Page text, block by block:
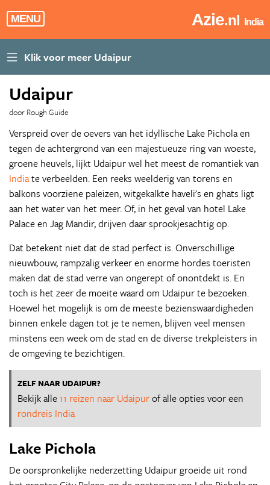
MENU Azie.nl India
Udaipur
door Rough Guide
Verspreid over de oevers van het idyllische Lake Pichola en
tegen de achtergrond van een majestueuze ring van woeste,
groene heuvels, lijkt Udaipur wel het meest de romantiek van
Indiate verbeelden. Een reeks weelderig van torens en
balkons voorziene paleizen, witgekalkte haveli's en ghats ligt
aan het water van het meer. Of, in het geval van hotel Lake
Palace en Jag Mandir, drijven daar sprookjesachtig op.
Dat betekent niet dat de stad perfect is. Onverschillige
nieuwbouw, rampzalig verkeer en enorme hordes toeristen
maken dat de stad verre van ongerept of onontdekt is. En
toch is het zeer de moeite waard om Udaipur te bezoeken.
Hoewel het mogelijk is om de meeste bezienswaardigheden
binnen enkele dagen tot je te nemen, blijven veel mensen
minstens een week om de stad en de diverse trekpleisters in
de omgeving te bezichtigen.
ZELF NAAR UDAIPUR?
Bekijk alle11 reizen naar Udaipurof alle opties voor een
rondreis India
Lake Pichola
De oorspronkelijke nederzetting Udaipur groeide uit rond